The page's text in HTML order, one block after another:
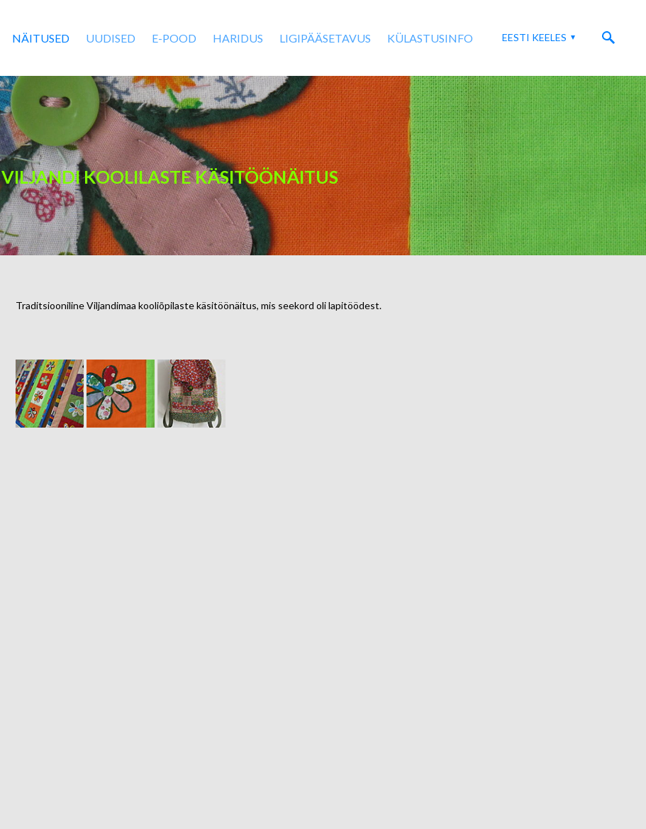
NÄITUSED UUDISED E-POOD HARIDUS LIGIPÄÄSETAVUS KÜLASTUSINFO EESTI KEELES
VILJANDI KOOLILASTE KÄSITÖÖNÄITUS
Traditsiooniline Viljandimaa kooliõpilaste käsitöönäitus, mis seekord oli lapitöödest.